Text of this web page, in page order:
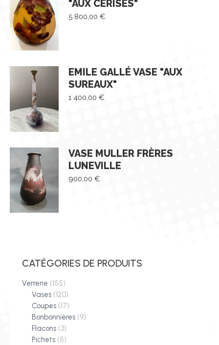
"AUX CERISES"
5 800,00 €
EMILE GALLÉ VASE "AUX
SUREAUX"
1 400,00 €
VASE MULLER FRÈRES
LUNEVILLE
900,00 €
CATÉGORIES DE PRODUITS
Verrerie (155)
Vases (120)
Coupes (17)
Bonbonnières (9)
Flacons (3)
Pichets (5)